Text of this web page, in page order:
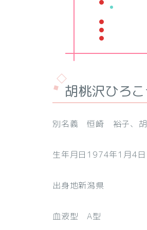
胡桃沢ひろ
別名義 恒崎 裕子、胡
生年月日1974年1月4日
出身地新潟県
血液型 A型